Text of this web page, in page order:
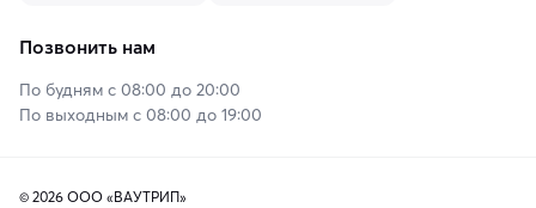
Позвонить нам
По будням с 08:00 до 20:00
По выходным с 08:00 до 19:00
© 2026 ООО «ВАУТРИП»